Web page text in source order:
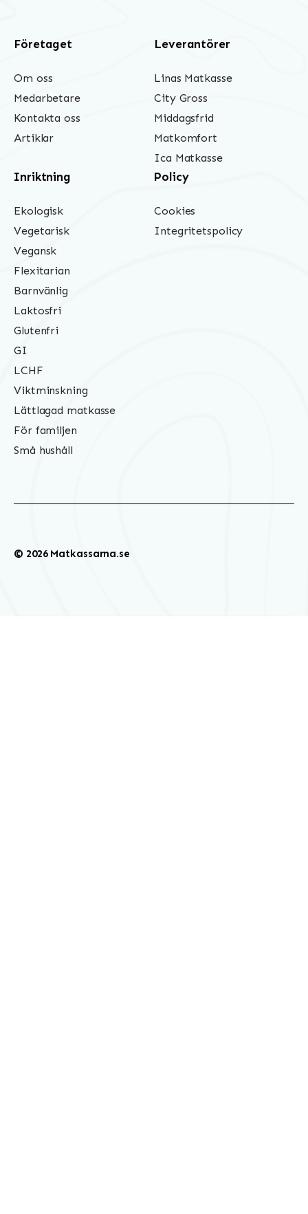
Företaget
Om oss
Medarbetare
Kontakta oss
Artiklar
Leverantörer
Linas Matkasse
City Gross
Middagsfrid
Matkomfort
Ica Matkasse
Inriktning
Ekologisk
Vegetarisk
Vegansk
Flexitarian
Barnvänlig
Laktosfri
Glutenfri
GI
LCHF
Viktminskning
Lättlagad matkasse
För familjen
Små hushåll
Policy
Cookies
Integritetspolicy
© 2026 Matkassarna.se